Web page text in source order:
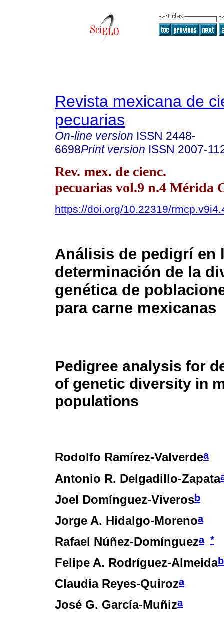
Revista mexicana de
pecuarias
On-line version ISSN 2448-
6698Print version ISSN 2007-
Rev. mex. de cienc.
pecuarias vol.9 n.4 Mérida
https://doi.org/10.22319/
Análisis de pedigrí en
determinación de la
genética de
para carne mexicanas
Pedigree analysis for
of genetic diversity in
populations
Rodolfo Ramírez-Valverdea
Antonio R. Delgadillo-Zapata
Joel Domínguez-Viverosb
Jorge A. Hidalgo-Morenoa
Rafael Núñez-Domíngueza *
Felipe A. Rodríguez-Almeidab
Claudia Reyes-Quiroza
José G. García-Muñiza